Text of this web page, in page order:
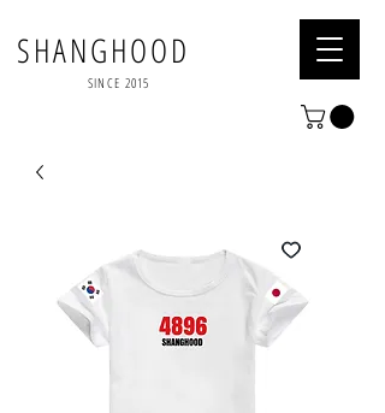
SHANGHOOD
SINCE 2015